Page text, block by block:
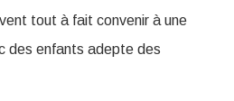
tout à fait convenir à une
des enfants adepte des